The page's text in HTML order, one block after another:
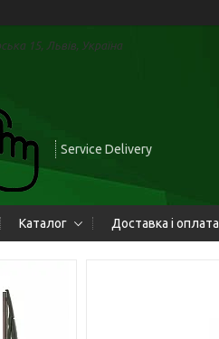
15, Львів, Україна
Service Delivery
Каталог Доставка і оплата